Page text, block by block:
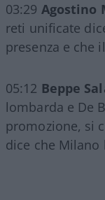
03:29 Agostino
reti unificate
presenza e che
05:12 Beppe
lombarda e De
promozione, si
dice che Milano